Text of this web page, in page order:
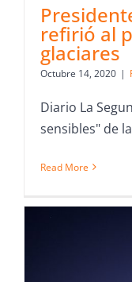
refirió al
glaciares
Octubre 14, 2020 |
Diario La
sensibles" de
Read More